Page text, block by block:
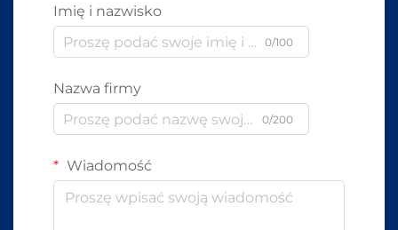
Imię i nazwisko
0/100
Nazwa firmy
0/200
Wiadomość